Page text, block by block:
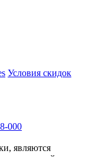
Условия скидок
000
являются